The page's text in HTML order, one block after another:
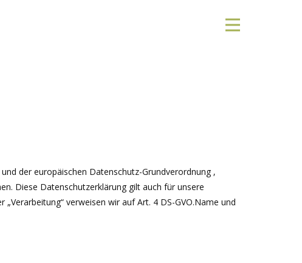
der europäischen Datenschutz-Grundverordnung ‚
Diese Datenschutzerklärung gilt auch für unsere
verweisen wir auf Art. 4 DS-GVO.Name und